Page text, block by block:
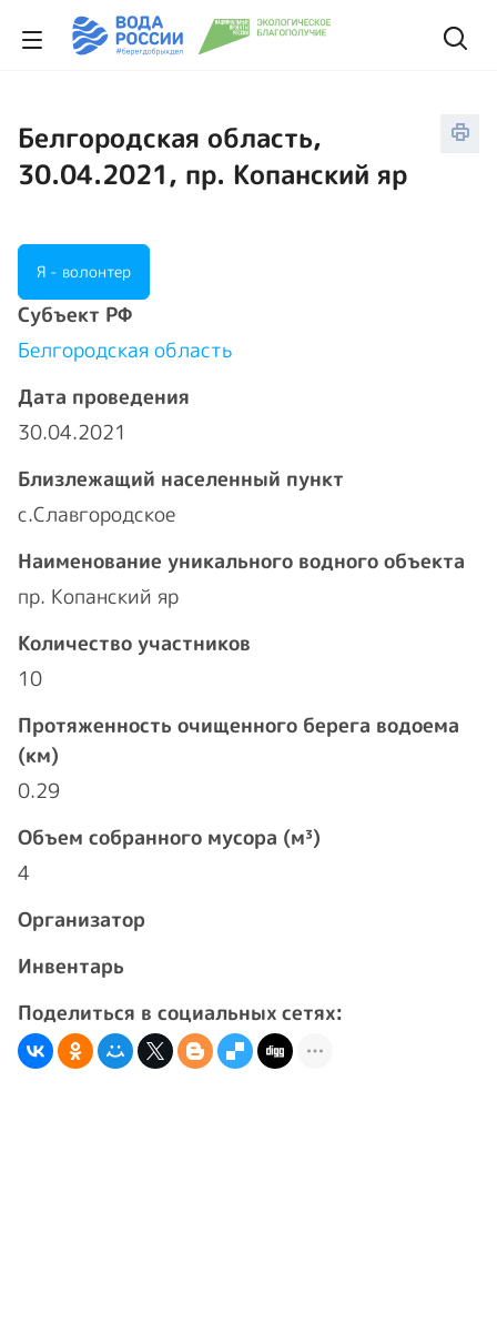
Белгородская область,
30.04.2021, пр. Копанский яр
Я - волонтер
Cубъект РФ
Белгородская область
Дата проведения
30.04.2021
Близлежащий населенный пункт
с.Славгородское
Наименование уникального водного объекта
пр. Копанский яр
Количество участников
10
Протяженность очищенного берега водоема
(км)
0.29
Объем собранного мусора (м³)
4
Организатор
Инвентарь
Поделиться в социальных сетях: